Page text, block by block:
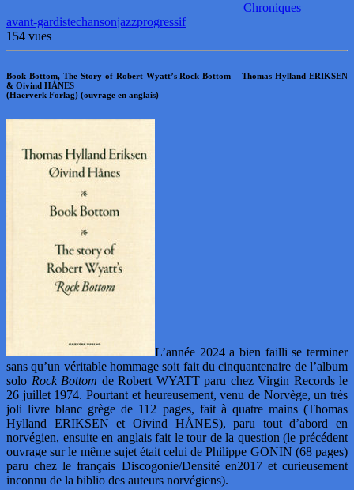
Chroniques
avant-gardistechansonjazzprogressif
154 vues
Book Bottom, The Story of Robert Wyatt’s Rock Bottom – Thomas Hylland ERIKSEN
& Oivind HÅNES
(Haerverk Forlag) (ouvrage en anglais)
L’année 2024 a bien failli se terminer
sans qu’un véritable hommage soit fait du cinquantenaire de l’album
solo Rock Bottom de Robert WYATT paru chez Virgin Records le
26 juillet 1974. Pourtant et heureusement, venu de Norvège, un très
joli livre blanc grège de 112 pages, fait à quatre mains (Thomas
Hylland ERIKSEN et Oivind HÅNES), paru tout d’abord en
norvégien, ensuite en anglais fait le tour de la question (le précédent
ouvrage sur le même sujet était celui de Philippe GONIN (68 pages)
paru chez le français Discogonie/Densité en2017 et curieusement
inconnu de la biblio des auteurs norvégiens).